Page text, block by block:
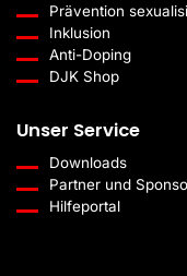
Prävention
Inklusion
Anti-Doping
DJK Shop
Unser Service
Downloads
Partner und
Hilfeportal